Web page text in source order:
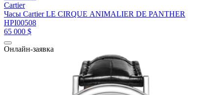
Cartier
Часы Cartier LE CIRQUE ANIMALIER DE PANTHER
HPI00508
65 000 $
Онлайн-заявка